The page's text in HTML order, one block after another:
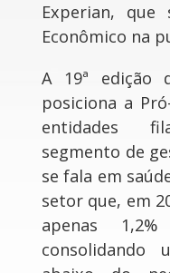
Experian, que
Econômico na
A 19ª edição
posiciona a
entidades
segmento de
se fala em
setor que, em
apenas
consolidando